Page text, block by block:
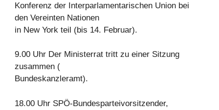
Konferenz der Interparlamentarischen Union bei
den Vereinten Nationen
in New York teil (bis 14. Februar).
9.00 Uhr Der Ministerrat tritt zu einer Sitzung
zusammen (
Bundeskanzleramt).
18.00 Uhr SPÖ-Bundesparteivorsitzender,